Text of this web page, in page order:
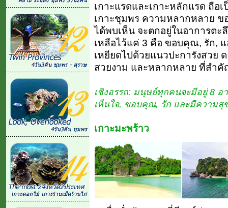
เกาะแรดและเกาะหลักแรด ถือ
เกาะชุมพร ความหลากหลาย ข
ได้พบเห็น จะตกอยู่ในอาการต
เหลือไว้แค่ 3 คือ ขอบคุณ, รัก,
เหยียดไปด้วยแนวปะการังสวย
สวยงาม และหลากหลาย ที่สำ
เชิงอรรถ: มนุษย์ทุกคนจะมีอยู่ 8 อ
เห็นใจ, ขอบคุณ, รัก และมีความสุ
เกาะมะพร้าว